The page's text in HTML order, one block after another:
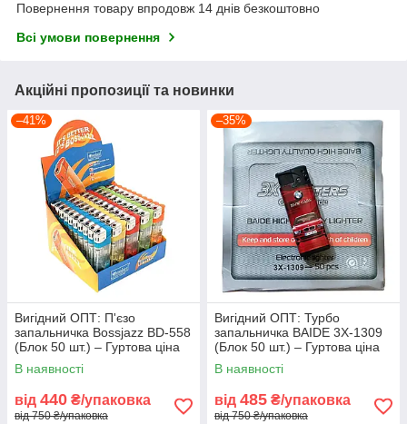
Повернення товару впродовж 14 днів безкоштовно
Всі умови повернення
Акційні пропозиції та новинки
–41%
Вигідний ОПТ: П'єзо
запальничка Bossjazz BD-558
(Блок 50 шт.) – Гуртова ціна
для роздрібних магазинів
В наявності
від 440 ₴/упаковка
від 750 ₴/упаковка
–35%
Вигідний ОПТ: Турбо
запальничка BAIDE 3X-1309
(Блок 50 шт.) – Гуртова ціна
для роздрібних точок та СТО
В наявності
від 485 ₴/упаковка
від 750 ₴/упаковка